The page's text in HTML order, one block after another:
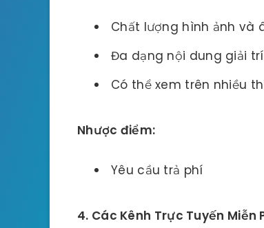
Chất lượng hình ảnh và
Đa dạng nội dung giải trí
Có thể xem trên nhiều
Nhược điểm:
Yêu cầu trả phí
4. Các Kênh Trực Tuyến Miễn